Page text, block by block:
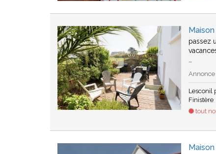
passez
Annonce
Lesconil
Finistère
tout